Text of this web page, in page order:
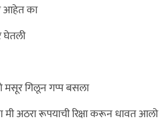
आहेत का
घेतली
मसूर गिलून गप्प बसला
अठरा रूपयाची रिक्षा करून धावत आलो